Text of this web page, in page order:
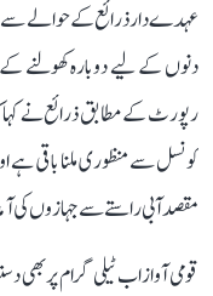
دنوں کے لیے دوبارہ کھولنے کے
رپورٹ کے مطابق ذرائع نے کہا
کونسل سے منظوری ملنا باقی ہے
مقصد آبی راستے سے جہازوں کی
قومی آواز اب ٹیلی گرام پر